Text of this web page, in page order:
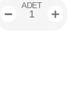
ADET